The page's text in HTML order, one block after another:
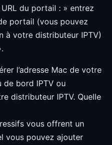
du portail : » entrez
portail (vous pouvez
à votre distributeur IPTV)
l’adresse Mac de votre
de bord IPTV ou
distributeur IPTV. Quelle
vous offrent un
vous pouvez ajouter